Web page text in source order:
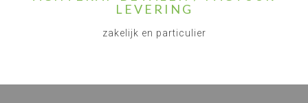
LEVERING
zakelijk en particulier